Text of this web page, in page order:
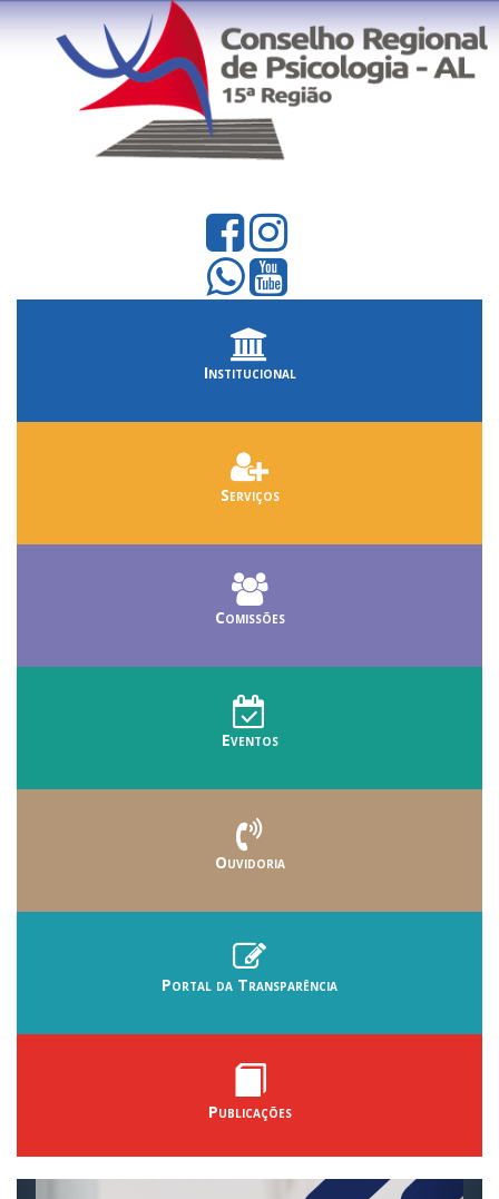
Institucional
Serviços
Comissões
Eventos
Ouvidoria
Portal da Transparência
Publicações